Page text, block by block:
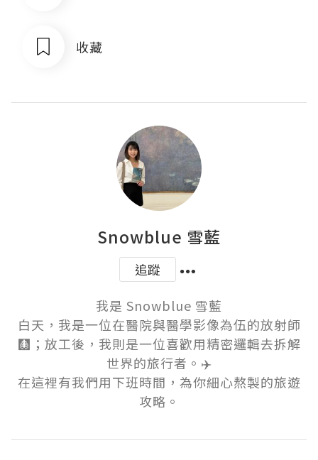
收藏
Snowblue 雪藍
追蹤
我是 Snowblue 雪藍
白天，我是一位在醫院與醫學影像為伍的放射師
🩻；放工後，我則是一位喜歡用精密邏輯去拆解
世界的旅行者。✈️
在這裡有我們用下班時間，為你細心熬製的旅遊
攻略。